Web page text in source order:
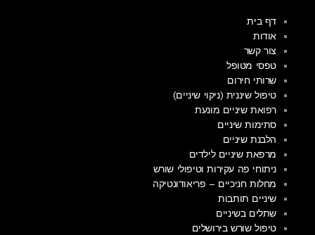
דף בית
אודות
צור קשר
טפסי מטופל
שרותי חירום
טיפול שיננית (ניקוי שיניים)
רפואת שיניים מונעת
סתימות שיניים
הלבנת שיניים
מרפאת שיניים לילדים
ניתוחי פה עקירות וטיפולי שורש
מחלות חניכיים – פריאודונטיקה
שיניים תותבות
שתלים בשיניים
טיפול שורש בירושלים